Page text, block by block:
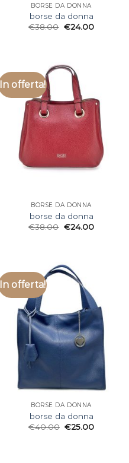
BORSE DA DONNA
borse da donna
€38.00 €24.00
In offerta!
BORSE DA DONNA
borse da donna
€38.00 €24.00
In offerta!
BORSE DA DONNA
borse da donna
€40.00 €25.00